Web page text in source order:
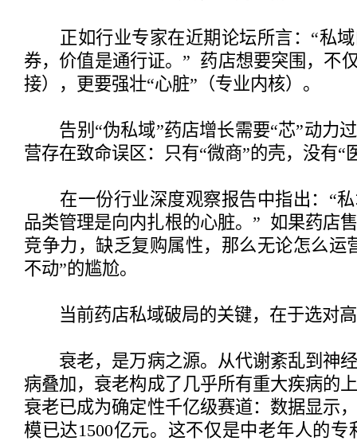
正如行业专家在近期论坛所言：“私域
券，价值是通行证。” 药店想要突围，不
接），更要强壮“心脏”（专业内核）。
告别“伪私域”药店增长需要“芯”动力
营存在致命误区：只有“微商”的壳，没有“
在一份行业深度观察报告中指出：“私
品类管理是向内扎根的心脏。” 如果药店
竞争力，缺乏复购属性，那么无论怎么运
不动”的尴尬。
当前药店私域破局的关键，在于选对高
衰老，是万病之源。从代谢紊乱到神经
病叠加，衰老构成了几乎所有重大疾病的
衰老已成为确定性千亿级赛道：数据显示
模已达1500亿元。这不仅是中老年人的专